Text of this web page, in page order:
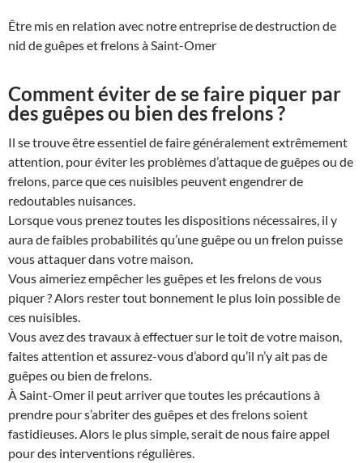
Être mis en relation avec notre entreprise de destruction de
nid de guêpes et frelons à Saint-Omer
Comment éviter de se faire piquer par
des guêpes ou bien des frelons ?
Il se trouve être essentiel de faire généralement extrêmement
attention, pour éviter les problèmes d’attaque de guêpes ou de
frelons, parce que ces nuisibles peuvent engendrer de
redoutables nuisances.
Lorsque vous prenez toutes les dispositions nécessaires, il y
aura de faibles probabilités qu’une guêpe ou un frelon puisse
vous attaquer dans votre maison.
Vous aimeriez empêcher les guêpes et les frelons de vous
piquer ? Alors rester tout bonnement le plus loin possible de
ces nuisibles.
Vous avez des travaux à effectuer sur le toit de votre maison,
faites attention et assurez-vous d’abord qu’il n’y ait pas de
guêpes ou bien de frelons.
À Saint-Omer il peut arriver que toutes les précautions à
prendre pour s’abriter des guêpes et des frelons soient
fastidieuses. Alors le plus simple, serait de nous faire appel
pour des interventions régulières.